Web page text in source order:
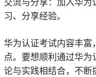
习、分享经验。
华为认证考试内容丰
点。要想顺利通过华
论与实践相结合，不断